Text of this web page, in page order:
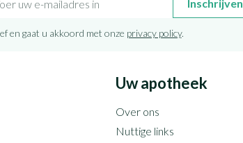
Inschrijven
en gaat u akkoord met onze privacy policy.
Uw apotheek
Over ons
Nuttige links